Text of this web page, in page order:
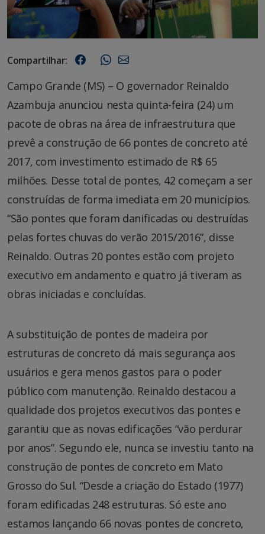
Compartilhar:
Campo Grande (MS) – O governador Reinaldo
Azambuja anunciou nesta quinta-feira (24) um
pacote de obras na área de infraestrutura que
prevê a construção de 66 pontes de concreto até
2017, com investimento estimado de R$ 65
milhões. Desse total de pontes, 42 começam a ser
construídas de forma imediata em 20 municípios.
“São pontes que foram danificadas ou destruídas
pelas fortes chuvas do verão 2015/2016”, disse
Reinaldo. Outras 20 pontes estão com projeto
executivo em andamento e quatro já tiveram as
obras iniciadas e concluídas.
A substituição de pontes de madeira por
estruturas de concreto dá mais segurança aos
usuários e gera menos gastos para o poder
público com manutenção. Reinaldo destacou a
qualidade dos projetos executivos das pontes e
garantiu que as novas edificações “vão perdurar
por anos”. Segundo ele, nunca se investiu tanto na
construção de pontes de concreto em Mato
Grosso do Sul. “Desde a criação do Estado (1977)
foram edificadas 248 estruturas. Só este ano
estamos lançando 66 novas pontes de concreto,